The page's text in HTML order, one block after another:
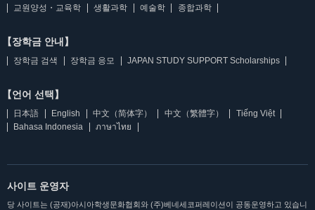
교원양성・교육학
생활과학 예술학 종합과학
【장학금 안내】
장학금 검색 장학금 응모 JAPAN STUDY SUPPORT Scholarships
【언어 선택】
日本語 English 中文（简体字） 中文（繁體字）
Tiếng Việt
Bahasa Indonesia
ภาษาไทย
사이트 운영자
당 사이트는 (공재)아시아학생문화협회와 (주)베네세코퍼레이션이 공동운영하고 있습니